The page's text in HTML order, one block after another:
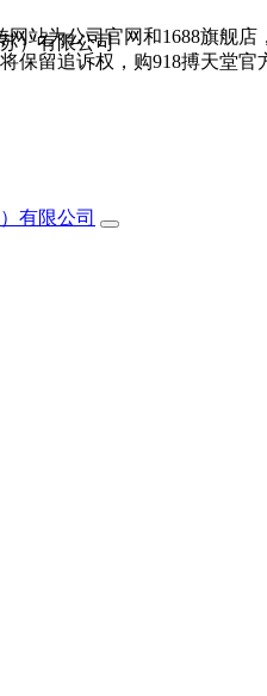
有限公司
网站为公司官网和1688旗舰
保留追诉权，购918搏天堂官